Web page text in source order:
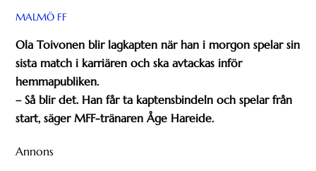
MALMÖ FF
Ola Toivonen blir lagkapten när han i morgon spelar sin
sista match i karriären och ska avtackas inför
hemmapubliken.
– Så blir det. Han får ta kaptensbindeln och spelar från
start, säger MFF-tränaren Åge Hareide.
Annons